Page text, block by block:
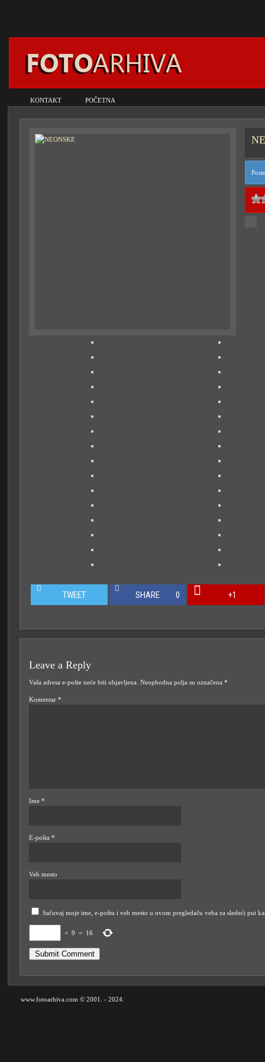
KONTAKT POČETNA
TWEET SHARE 0 +1
Leave a Reply
Vaša adresa e-pošte neće biti objavljena. Neophodna polja su označena *
Komentar *
Ime *
E-pošta *
Veb mesto
Sačuvaj moje ime, e-poštu i veb mesto u ovom pregledaču veba za sledeći put
+ 9 = 16
www.fotoarhiva.com © 2001. - 2024.